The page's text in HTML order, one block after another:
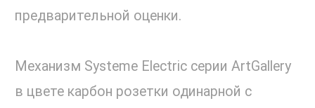
предварительной оценки.
Механизм Systeme Electric серии ArtGallery
в цвете карбон розетки одинарной с